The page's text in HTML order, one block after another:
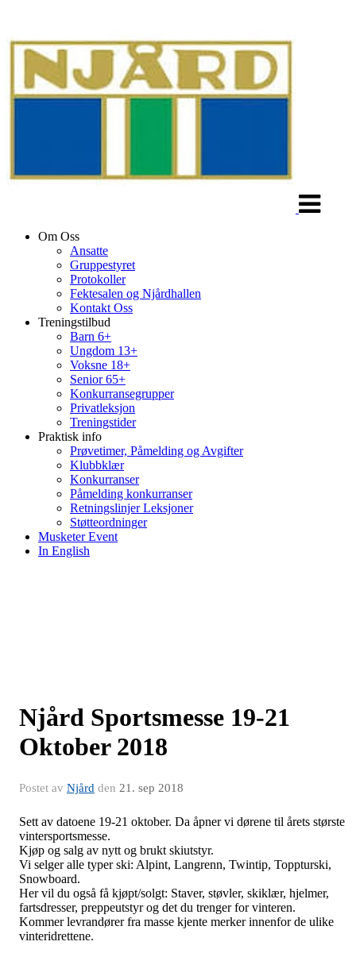
Om Oss
Ansatte
Gruppestyret
Protokoller
Fektesalen og Njårdhallen
Kontakt Oss
Treningstilbud
Barn 6+
Ungdom 13+
Voksne 18+
Senior 65+
Konkurransegrupper
Privatleksjon
Treningstider
Praktisk info
Prøvetimer, Påmelding og Avgifter
Klubbklær
Konkurranser
Påmelding konkurranser
Retningslinjer Leksjoner
Støtteordninger
Musketer Event
In English
Njård Sportsmesse 19-21
Oktober 2018
Postet av Njård den 21. sep 2018
Sett av datoene 19-21 oktober. Da åpner vi dørene til årets største
vintersportsmesse.
Kjøp og salg av nytt og brukt skiutstyr.
Vi selger alle typer ski: Alpint, Langrenn, Twintip, Toppturski,
Snowboard.
Her vil du også få kjøpt/solgt: Staver, støvler, skiklær, hjelmer,
fartsdresser, preppeutstyr og det du trenger for vinteren.
Kommer levrandører fra masse kjente merker innenfor de ulike
vinteridrettene.